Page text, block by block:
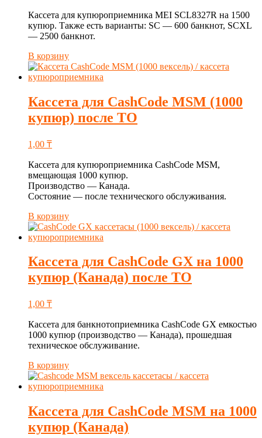
Кассета для купюроприемника MEI SCL8327R на 1500
купюр. Также есть варианты: SC — 600 банкнот, SCXL
— 2500 банкнот.
В корзину
Кассета для CashCode MSM (1000
купюр) после ТО
1,00 ₸
Кассета для купюроприемника CashCode MSM,
вмещающая 1000 купюр.
Производство — Канада.
Состояние — после технического обслуживания.
В корзину
Кассета для CashCode GX на 1000
купюр (Канада) после ТО
1,00 ₸
Кассета для банкнотоприемника CashCode GX емкостью
1000 купюр (производство — Канада), прошедшая
техническое обслуживание.
В корзину
Кассета для CashCode MSM на 1000
купюр (Канада)